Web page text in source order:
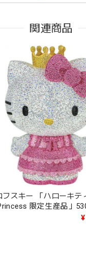
関連商品
フスキー 「ハローキテ
限定生産品」